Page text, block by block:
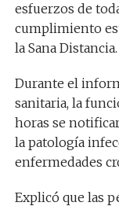
esfuerzos de
cumplimiento
la Sana Distancia.
Durante el
sanitaria, la
horas se
la patología
enfermedades
Explicó que las